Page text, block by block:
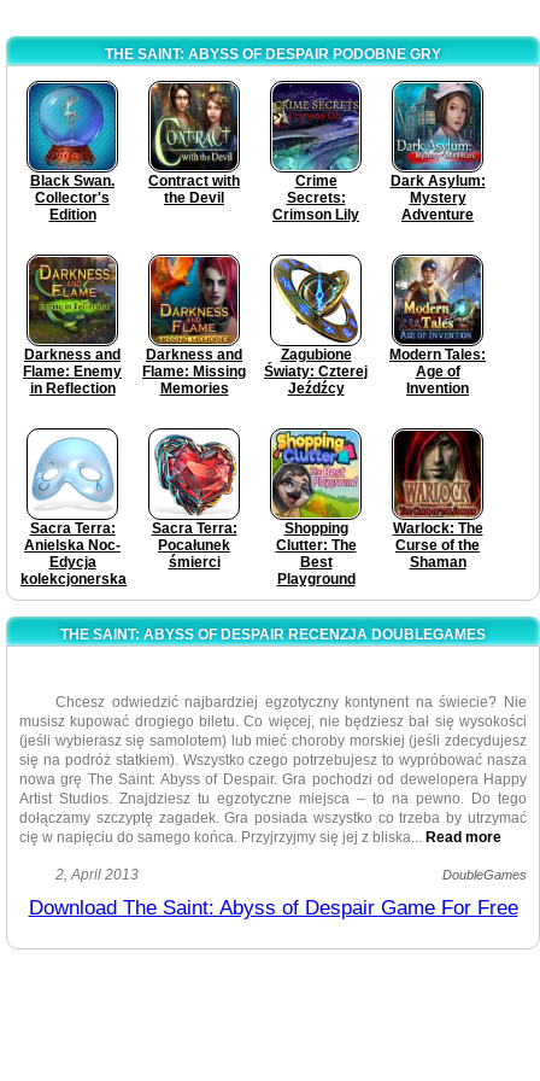
THE SAINT: ABYSS OF DESPAIR PODOBNE GRY
Black Swan.
Collector's
Edition
Contract with
the Devil
Crime
Secrets:
Crimson Lily
Dark Asylum:
Mystery
Adventure
Darkness and
Flame: Enemy
in Reflection
Darkness and
Flame: Missing
Memories
Zagubione
Światy: Czterej
Jeźdźcy
Modern Tales:
Age of
Invention
Sacra Terra:
Anielska Noc-
Edycja
kolekcjonerska
Sacra Terra:
Pocałunek
śmierci
Shopping
Clutter: The
Best
Playground
Warlock: The
Curse of the
Shaman
THE SAINT: ABYSS OF DESPAIR RECENZJA DOUBLEGAMES
Chcesz odwiedzić najbardziej egzotyczny kontynent na świecie? Nie
musisz kupować drogiego biletu. Co więcej, nie będziesz bał się wysokości
(jeśli wybierasz się samolotem) lub mieć choroby morskiej (jeśli zdecydujesz
się na podróż statkiem). Wszystko czego potrzebujesz to wypróbować nasza
nowa grę The Saint: Abyss of Despair. Gra pochodzi od dewelopera Happy
Artist Studios. Znajdziesz tu egzotyczne miejsca – to na pewno. Do tego
dołączamy szczyptę zagadek. Gra posiada wszystko co trzeba by utrzymać
cię w napięciu do samego końca. Przyjrzyjmy się jej z bliska.
Read more
Szczerze mówiąc, fabuła jej niesamowicie ujmująca. Będziesz podążał
też, na polu bitwy, doświadczył czegoś, co przechodzi ludzkie wyobrażenie.
który miał trafić go w serce. Uznał, że to znak od Boga. Wkrótce po tym,
2, April 2013 DoubleGames
Download The Saint: Abyss of Despair Game For Free